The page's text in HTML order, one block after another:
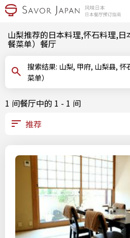
山梨推荐的日本料理,怀石料理,
餐菜单）餐厅
搜索结果: 山梨, 甲府, 山梨县, 怀石料理, 会席料理（日式套餐
菜单）
1 间餐厅中的 1 - 1 间